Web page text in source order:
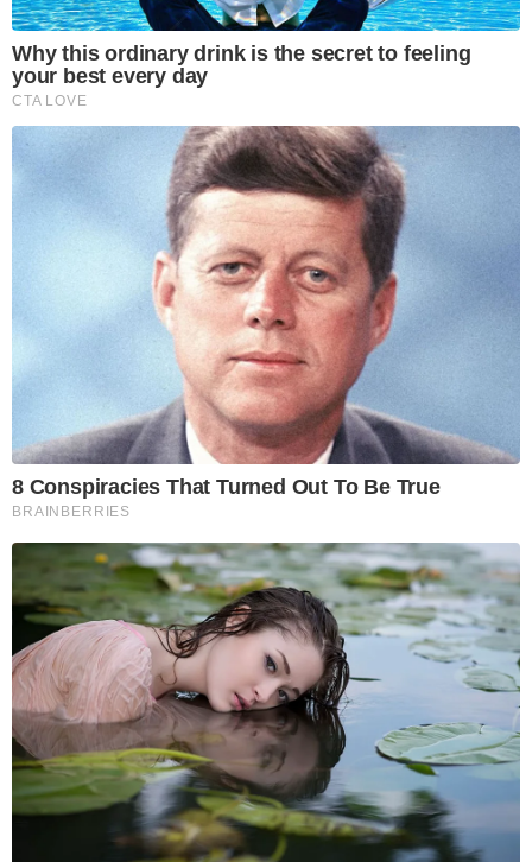
Why this ordinary drink is the secret to feeling
your best every day
CTA LOVE
8 Conspiracies That Turned Out To Be True
BRAINBERRIES